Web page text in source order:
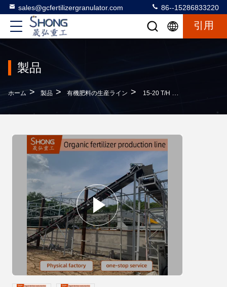
sales@gcfertilizergranulator.com 86--15286833220
引用
製品
ホーム > 製品 > 有機肥料の生産ライン > 15-20 T/H 容量 有機肥料の生産ライン ボール形粒子のためのエンジニアが海外で利用可能なサービス